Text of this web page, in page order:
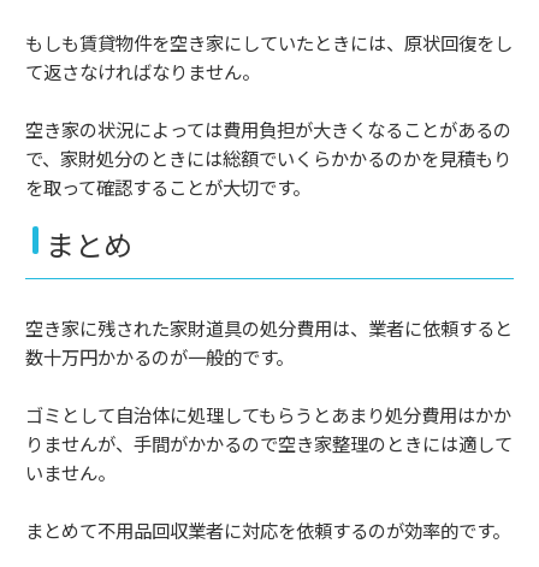
もしも賃貸物件を空き家にしていたときには、原状回復をし
て返さなければなりません。
空き家の状況によっては費用負担が大きくなることがあるの
で、家財処分のときには総額でいくらかかるのかを見積もり
を取って確認することが大切です。
まとめ
空き家に残された家財道具の処分費用は、業者に依頼すると
数十万円かかるのが一般的です。
ゴミとして自治体に処理してもらうとあまり処分費用はかか
りませんが、手間がかかるので空き家整理のときには適して
いません。
まとめて不用品回収業者に対応を依頼するのが効率的です。